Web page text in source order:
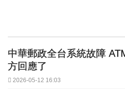
中華郵政全台系統故障
方回應了
2026-05-12 16:03